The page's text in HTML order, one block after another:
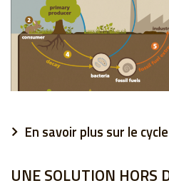
En savoir plus sur le
UNE SOLUTION HORS